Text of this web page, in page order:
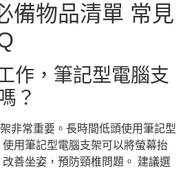
備物品清單 常見
作，筆記型電腦支
？
非常重要。長時間低頭使用筆記型
用筆記型電腦支架可以將螢幕抬
善坐姿，預防頸椎問題。 建議選